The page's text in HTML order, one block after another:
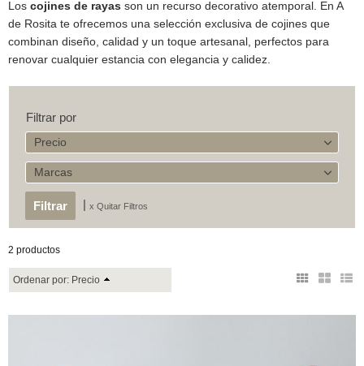
Los cojines de rayas son un recurso decorativo atemporal. En A
de Rosita te ofrecemos una selección exclusiva de cojines que
combinan diseño, calidad y un toque artesanal, perfectos para
renovar cualquier estancia con elegancia y calidez.
Filtrar por
Precio
Marcas
x Quitar Filtros
2 productos
Ordenar por: Precio